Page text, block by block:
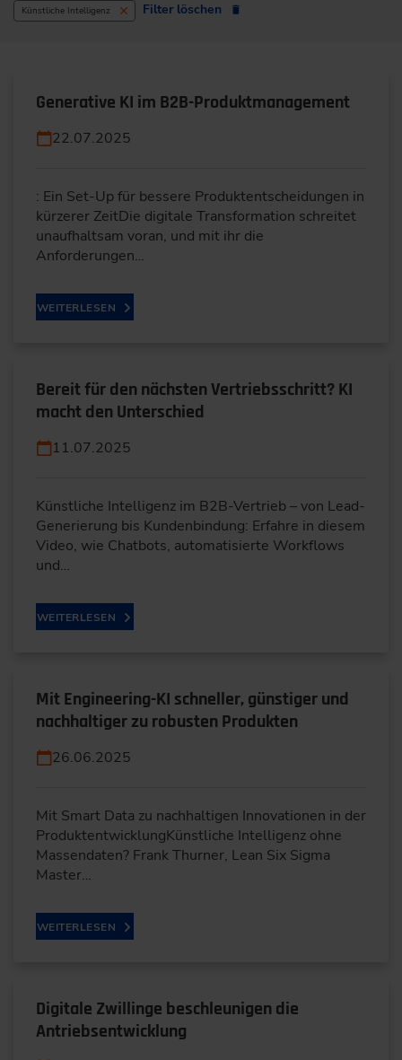
Künstliche Intelligenz Filter löschen
Generative KI im B2B-Produktmanagement
22.07.2025
: Ein Set-Up für bessere Produktentscheidungen in
kürzerer ZeitDie digitale Transformation schreitet
unaufhaltsam voran, und mit ihr die
Anforderungen…
WEITERLESEN
Bereit für den nächsten Vertriebsschritt? KI
macht den Unterschied
11.07.2025
Künstliche Intelligenz im B2B-Vertrieb – von Lead-
Generierung bis Kundenbindung: Erfahre in diesem
Video, wie Chatbots, automatisierte Workflows
und…
WEITERLESEN
Mit Engineering-KI schneller, günstiger und
nachhaltiger zu robusten Produkten
26.06.2025
Mit Smart Data zu nachhaltigen Innovationen in der
ProduktentwicklungKünstliche Intelligenz ohne
Massendaten? Frank Thurner, Lean Six Sigma
Master…
WEITERLESEN
Digitale Zwillinge beschleunigen die
Antriebsentwicklung